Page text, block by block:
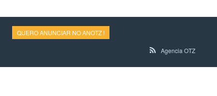
QUERO ANUNCIAR NO ANOTZ !
Agencia OTZ